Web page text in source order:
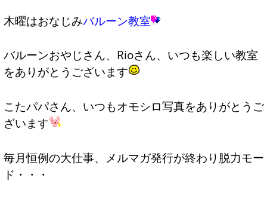
木曜はおなじみバルーン教室
バルーンおやじさん、Rioさん、いつも楽しい教室
をありがとうございます
こたパパさん、いつもオモシロ写真をありがとうご
ざいます
毎月恒例の大仕事、メルマガ発行が終わり脱力モー
ド・・・